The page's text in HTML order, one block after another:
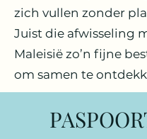
zich vullen zonder
Juist die afwisseling
Maleisië zo’n fijne
om samen te